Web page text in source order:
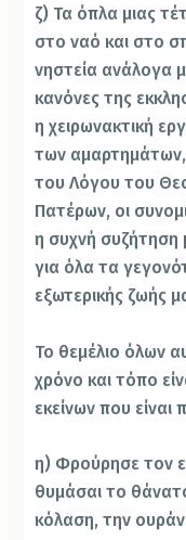
ζ) Τα όπλα μιας
στο ναό και στο
νηστεία ανάλογα
κανόνες της
η χειρωνακτική
των
του Λόγου του
Πατέρων, οι
η συχνή συζήτηση
για όλα τα
εξωτερικής ζωής
Το θεμέλιο όλων
χρόνο και τόπο
εκείνων που είναι
η) Φρούρησε τον
θυμάσαι το
κόλαση, την